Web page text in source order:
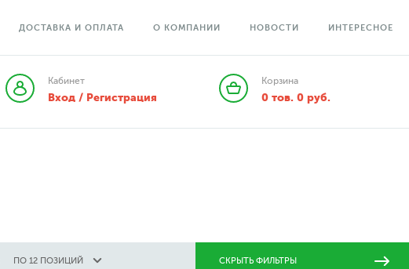
ДОСТАВКА И ОПЛАТА О КОМПАНИИ НОВОСТИ ИНТЕРЕСНОЕ
Кабинет
Вход / Регистрация
Корзина
0 тов. 0руб.
ПО 12 ПОЗИЦИЙ СКРЫТЬ ФИЛЬТРЫ